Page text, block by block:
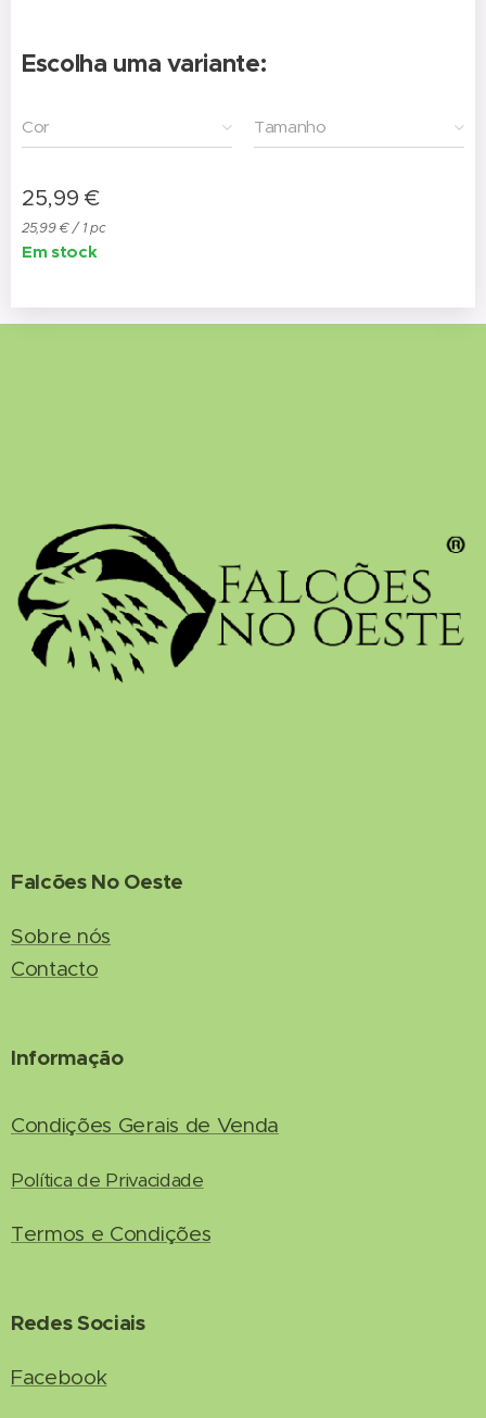
Escolha uma variante:
Cor Tamanho
25,99 €
25,99 € / 1 pc
Em stock
Falcões No Oeste
Sobre nós
Contacto
Informação
Condições Gerais de Venda
Política de Privacidade
Termos e Condições
Redes Sociais
Facebook